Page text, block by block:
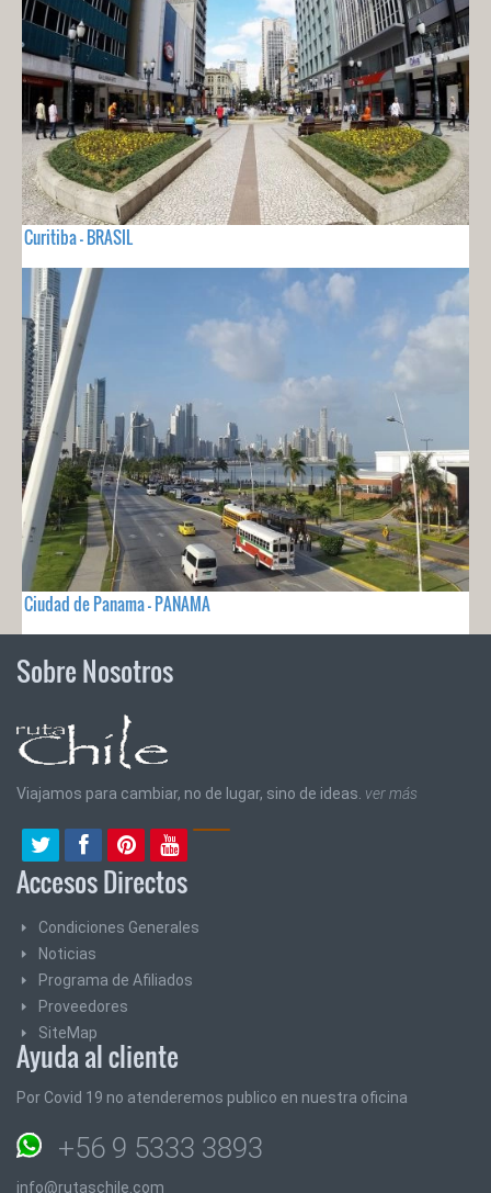
Curitiba - BRASIL
Ciudad de Panama - PANAMA
Sobre Nosotros
Viajamos para cambiar, no de lugar, sino de ideas. ver más
Accesos Directos
Condiciones Generales
Noticias
Programa de Afiliados
Proveedores
SiteMap
Ayuda al cliente
Por Covid 19 no atenderemos publico en nuestra oficina
+56 9 5333 3893
info@rutaschile.com